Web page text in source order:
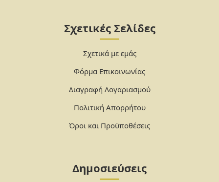
Σχετικές Σελίδες
Σχετικά με εμάς
Φόρμα Επικοινωνίας
Διαγραφή Λογαριασμού
Πολιτική Απορρήτου
Όροι και Προϋποθέσεις
Δημοσιεύσεις